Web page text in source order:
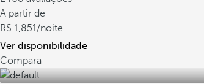
A partir de
1,851/noite
Ver disponibilidade
Compara